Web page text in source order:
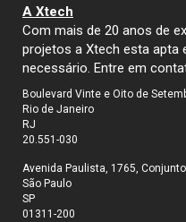
A Xtech
Com mais de 20 anos de
projetos a Xtech esta apta
necessário. Entre em
Boulevard Vinte e Oito de
Rio de Janeiro
RJ
20.551-030
Avenida Paulista, 1765,
São Paulo
SP
01311-200